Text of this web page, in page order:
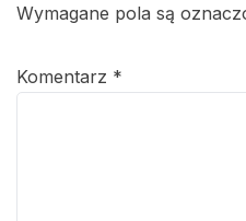
Wymagane pola są
Komentarz *